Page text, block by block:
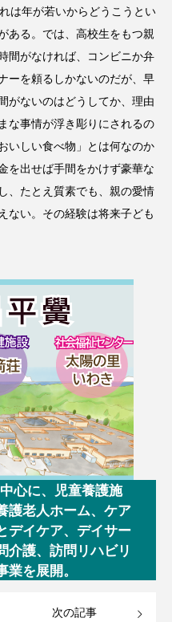
は年が若いからどうこうとい
ある。では、高校生をもつ親
間がなければ、コンビニか弁
ーを頼るしかないのだが、早
がないのはどうしてか、理由
な事情が浮き彫りにされるの
いしい食べ物」とは何なのか
を出せば手間をかけず豪華な
、たとえ質素でも、親の愛情
ない。その経験は将来子ども
心に、児童養護施
護老人ホーム、ケア
デイケア、デイサー
介護、訪問リハビリ
業を展開。
次の記事